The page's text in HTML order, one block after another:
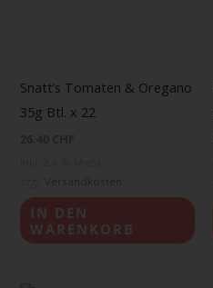
Snatt’s Tomaten & Oregano
35g Btl. x 22
IN DEN
WARENKORB